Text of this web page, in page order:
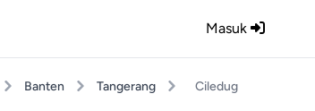
Masuk
Banten Tangerang Ciledug